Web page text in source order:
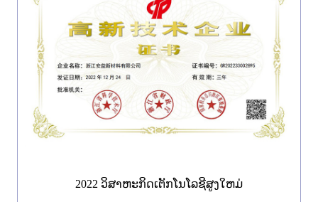
2022 ວິ​ສາ​ຫະ​ກິດ​ເຕັກ​ໂນ​ໂລ​ຊີ​ສູງ​ໃຫມ່​